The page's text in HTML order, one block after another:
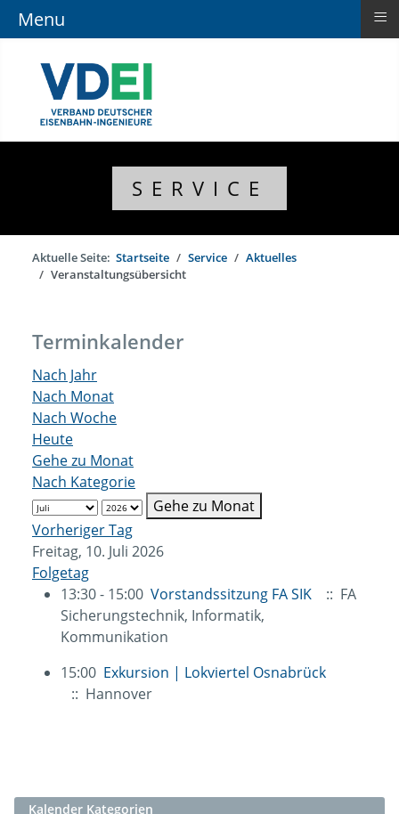
SERVICE
Aktuelle Seite: Startseite Service
Aktuelles
Veranstaltungsübersicht
Terminkalender
Nach Jahr
Nach Monat
Nach Woche
Heute
Gehe zu Monat
Nach Kategorie
Gehe zu Monat
Vorheriger Tag
Freitag, 10. Juli 2026
Folgetag
13:30 - 15:00 Vorstandssitzung FA SIK
:: FA
Sicherungstechnik, Informatik,
Kommunikation
15:00 Exkursion | Lokviertel Osnabrück
:: Hannover
Kalender Kategorien
Menu ≡